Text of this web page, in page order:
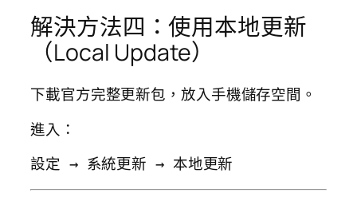
解決方法四：使用本地更新
（Local Update）
下載官方完整更新包，放入手機儲存空間。
進入：